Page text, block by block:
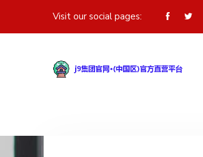
Visit our social pages: